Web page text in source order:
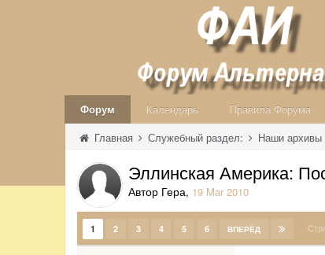
Форум Календарь
Правила Форума
Главная Служебный раздел: Наши архивы
Эллинская Америка:
Автор Гера, 19 Mar 2010
1 2 3 4 5 6 ВПЕРЁД